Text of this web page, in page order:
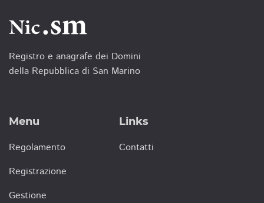
Registro e anagrafe dei Domini
della Repubblica di San Marino
Menu
Regolamento
Registrazione
Gestione
Links
Contatti